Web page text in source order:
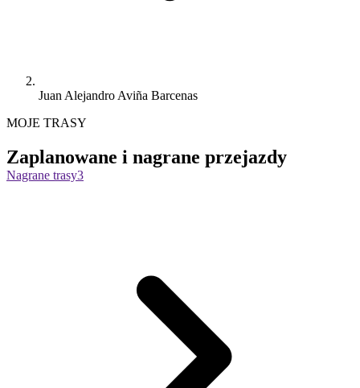
Juan Alejandro Aviña Barcenas
MOJE TRASY
Zaplanowane i nagrane przejazdy
Nagrane trasy3